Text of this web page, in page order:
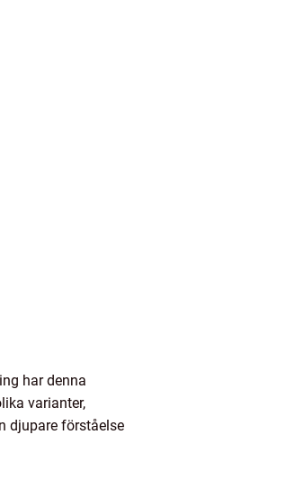
har denna
varianter,
djupare förståelse